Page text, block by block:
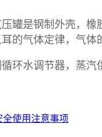
罐是钢制外壳，
的气体定律，气
环水调节器，蒸
使用注意事项